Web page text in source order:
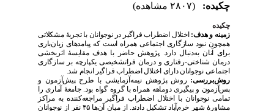
چکیده:
چکیده
زمینه و هدف:اختلال اضطراب فراگیر در نوجوانان با تجربهٔ مشکلاتی
همچون نبود سازگاری اجتماعی همراه است که پیامدهای زیان‌باری
برای آنان به‌دنبال دارد. پژوهش حاضر با هدفمقایسهٔ اثربخشی
درمان شناختی-رفتاری و درمان فراتشخیصی یکپارچه بر سازگاری
اجتماعی نوجوانان دارای اختلال اضطراب فراگیرانجام شد.
روش‌بررسی:روش پژوهش نیمه‌آزمایشی با طرح پیش‌آزمون و
پس‌آزمون و پیگیری دوماهه همراه با گروه گواه بود.جامعهٔ آماری را
تمامی نوجوانان با اختلال اضطراب فراگیر مراجعه‌کننده به مراکز
مشاورهٔ شهر خرم‌آباد تشکیل دادند.از میان آن‌ها ۴۵ نفر از نوجوانان